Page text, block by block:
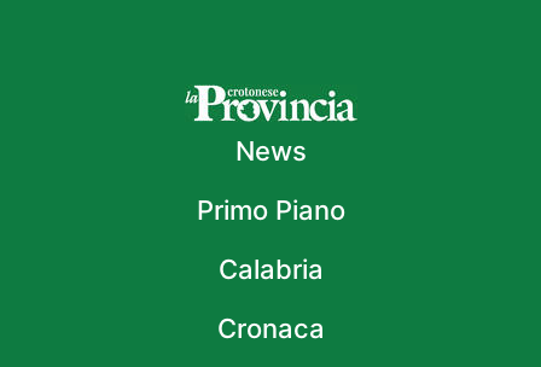
News
Primo Piano
Calabria
Cronaca